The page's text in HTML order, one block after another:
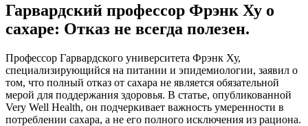
Гарвардский профессор Фрэнк Ху о
сахаре: Отказ не всегда полезен.
Профессор Гарвардского университета Фрэнк Ху,
специализирующийся на питании и эпидемиологии, заявил о
том, что полный отказ от сахара не является обязательной
мерой для поддержания здоровья. В статье, опубликованной
Very Well Health, он подчеркивает важность умеренности в
потреблении сахара, а не его полного исключения из рациона.